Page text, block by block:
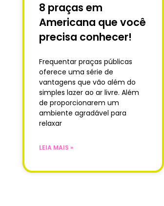
8 praças em
Americana que você
precisa conhecer!
Frequentar praças públicas
oferece uma série de
vantagens que vão além do
simples lazer ao ar livre. Além
de proporcionarem um
ambiente agradável para
relaxar
LEIA MAIS »